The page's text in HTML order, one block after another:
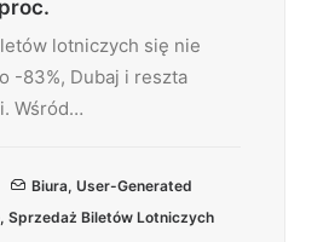
lotniczych się nie
-83%, Dubaj i reszta
Wśród…
Biura, User-Generated
, Sprzedaż Biletów Lotniczych